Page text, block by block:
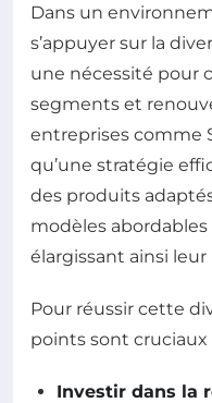
Dans un
s’appuyer sur la
une nécessité pour
segments et
entreprises comme
qu’une stratégie
des produits
modèles
élargissant ainsi leur
Pour réussir cette
points sont cruciaux
Investir dans la